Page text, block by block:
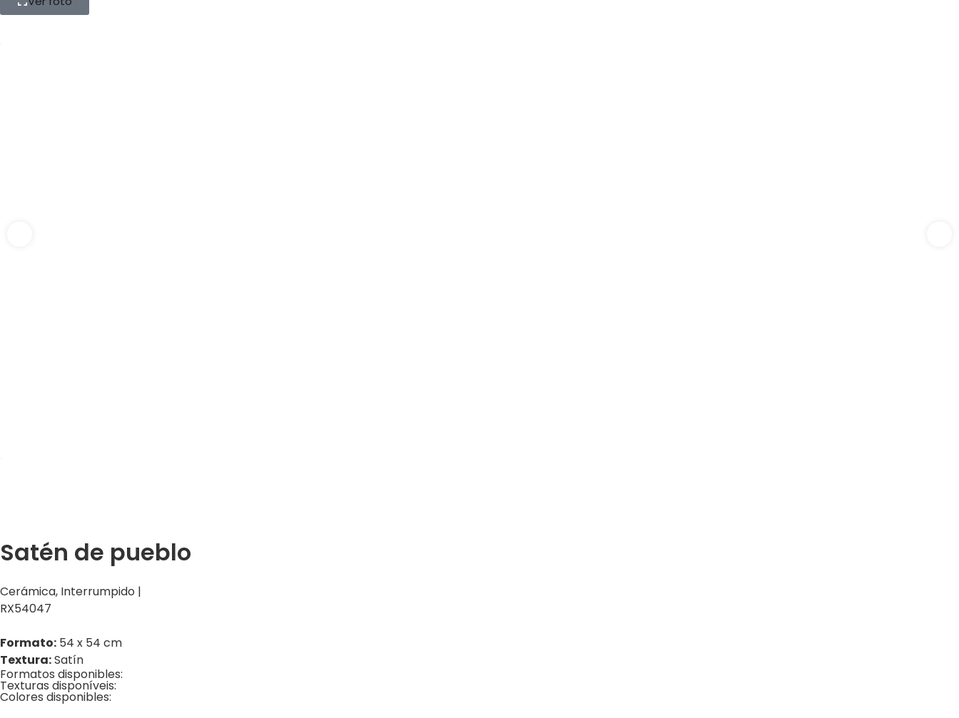
Satén de pueblo
Cerámica, Interrumpido |
RX54047
Formato: 54 x 54 cm
Textura:Satín
Formatos disponibles:
Texturas disponíveis:
Colores disponibles: